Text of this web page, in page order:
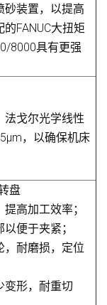
砂装置，以提高
FANUC大扭矩
8000具有更强
法戈尔光学线性
，以确保机床
盘
高加工效率；
便于夹紧；
，耐磨损，定位
变形，耐重切